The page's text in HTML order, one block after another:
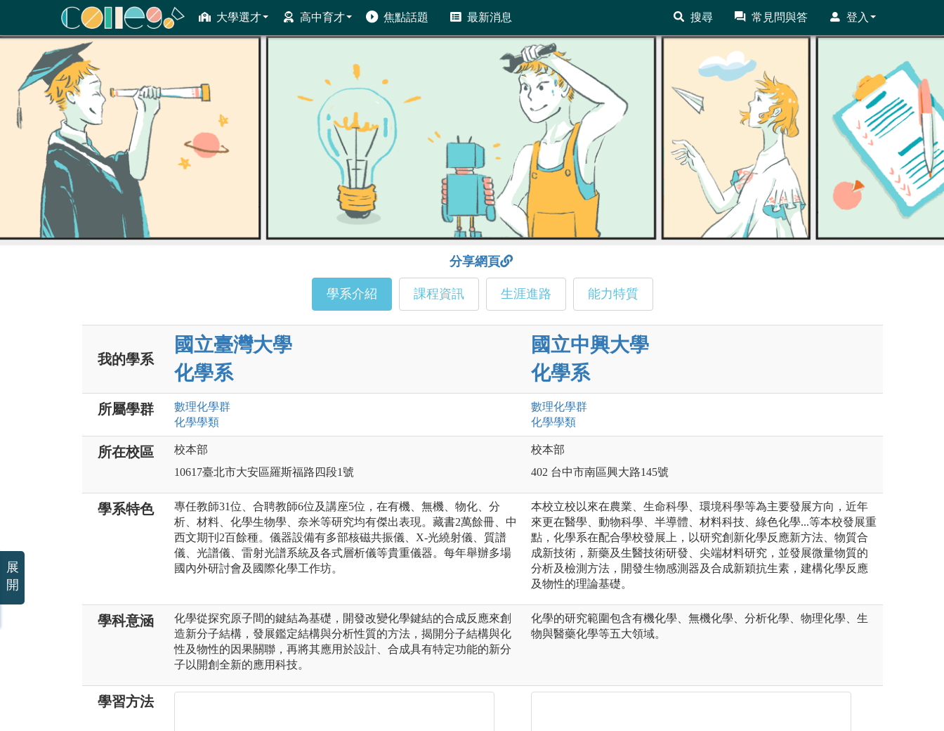
大學選才 高中育才 焦點話題 最新消息 搜尋 常見問與答 登入
ColleGo! 大學選才與高中育才輔助系統
分享網頁
學系介紹 課程資訊 生涯進路 能力特質
我的學系
國立臺灣大學
化學系
國立中興大學
化學系
所屬學群 數理化學群
化學學類
數理化學群
化學學類
所在校區
校本部
10617臺北市大安區羅斯福路四段1號
校本部
402 台中市南區興大路145號
學系特色
專任教師31位、合聘教師6位及講座5位，在有機、無機、物化、分
析、材料、化學生物學、奈米等研究均有傑出表現。藏書2萬餘冊、中
西文期刊2百餘種。儀器設備有多部核磁共振儀、X-光繞射儀、質譜
儀、光譜儀、雷射光譜系統及各式層析儀等貴重儀器。每年舉辦多場
國內外研討會及國際化學工作坊。
本校立校以來在農業、生命科學、環境科學等為主要發展方向，近年
來更在醫學、動物科學、半導體、材料科技、綠色化學...等本校發展重
點，化學系在配合學校發展上，以研究創新化學反應新方法、物質合
成新技術，新藥及生醫技術研發、尖端材料研究，並發展微量物質的
分析及檢測方法，開發生物感測器及合成新穎抗生素，建構化學反應
及物性的理論基礎。
學科意涵
化學從探究原子間的鍵結為基礎，開發改變化學鍵結的合成反應來創
造新分子結構，發展鑑定結構與分析性質的方法，揭開分子結構與化
性及物性的因果關聯，再將其應用於設計、合成具有特定功能的新分
子以開創全新的應用科技。
化學的研究範圍包含有機化學、無機化學、分析化學、物理化學、生
物與醫藥化學等五大領域。
學習方法
展
開